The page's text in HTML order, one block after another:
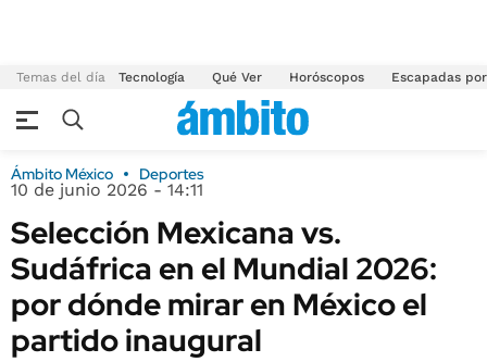
Temas del día Tecnología Qué Ver Horóscopos Escapadas
Ámbito México Deportes
10 de junio 2026 - 14:11
Selección Mexicana vs.
Sudáfrica en el Mundial 2026:
por dónde mirar en México el
partido inaugural